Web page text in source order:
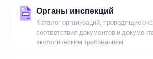
Органы инспекций
Каталог организаций, проводящие
соответствия документов и
экологическим требованиям